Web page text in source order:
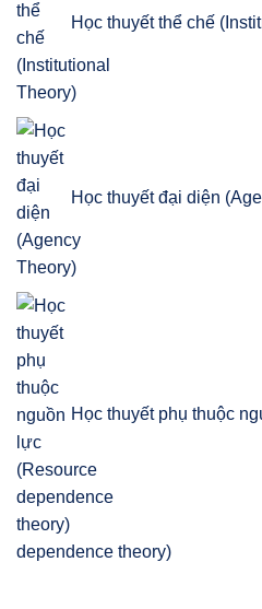
Học thuyết thể chế
Học thuyết đại diện
Học thuyết phụ thuộc
dependence theory)